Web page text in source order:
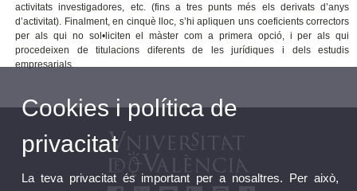
activitats investigadores, etc. (fins a tres punts més els derivats d’anys
d’activitat). Finalment, en cinquè lloc, s’hi apliquen uns coeficients correctors
per als qui no sol•liciten el màster com a primera opció, i per als qui
procedeixen de titulacions diferents de les jurídiques i dels estudis
empresarials.
Cookies i política de
privacitat
La teva privacitat és important per a nosaltres. Per això,